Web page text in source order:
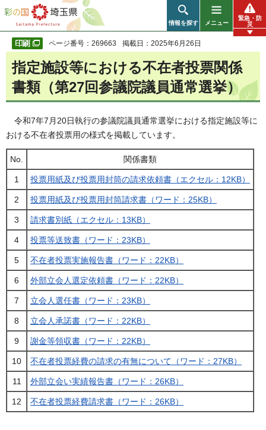
彩の国 埼玉県
情報を探す メニュー
緊急・防
災
ページ番号：269663 掲載日：2025年6月26日
指定施設等における不在者投票関係
書類（第27回参議院議員通常選挙）
令和7年7月20日執行の参議院議員通常選挙における指定施設等に
おける不在者投票用の様式を掲載しています。
No. 関係書類
1 投票用紙及び投票用封筒の請求依頼書（エクセル：12KB）
2 投票用紙及び投票用封筒請求書（ワード：25KB）
3 請求書別紙（エクセル：13KB）
4 投票等送致書（ワード：23KB）
5 不在者投票実施報告書（ワード：22KB）
6 外部立会人選定依頼書（ワード：22KB）
7 立会人選任書（ワード：23KB）
8 立会人承諾書（ワード：22KB）
9 謝金等領収書（ワード：22KB）
10 不在者投票経費の請求の有無について（ワード：27KB）
11 外部立会い実績報告書（ワード：26KB）
12 不在者投票経費請求書（ワード：26KB）